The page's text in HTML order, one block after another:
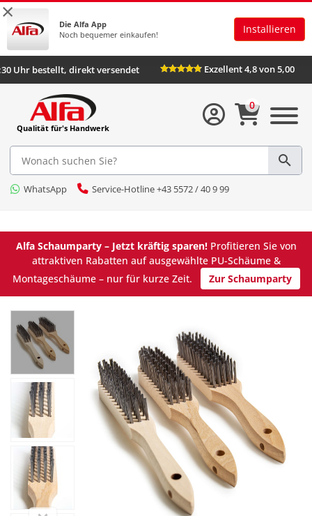
×
Die Alfa App
Noch bequemer einkaufen!
Installieren
Uhr bestellt, direkt versendet Exzellent 4,8 von 5,00
Qualität für's Handwerk
WhatsApp Service-Hotline +43 5572 / 40 9 99
0
Alfa Schaumparty – Jetzt kräftig sparen!Profitieren Sie von
attraktiven Rabatten auf ausgewählte PU-Schäume &
Montageschäume – nur für kurze Zeit.
Zur Schaumparty